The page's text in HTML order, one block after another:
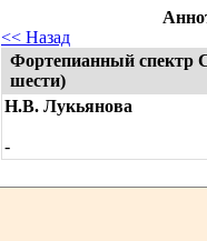
<< Назад
Фортепианный спектр
шести)
Н.В. Лукьянова
-